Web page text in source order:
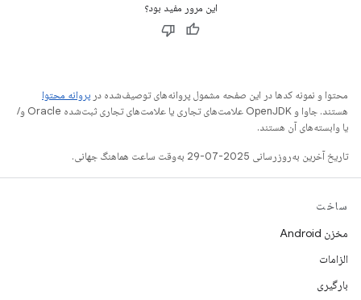
این مرور مفید بود؟
محتوا و نمونه کدها در این صفحه مشمول پروانه‌های توصیف‌شده در پروانه محتوا
هستند. جاوا و OpenJDK علامت‌های تجاری یا علامت‌های تجاری ثبت‌شده Oracle و/
یا وابسته‌های آن هستند.
تاریخ آخرین به‌روزرسانی 2025-07-29 به‌وقت ساعت هماهنگ جهانی.
ساخت
مخزن Android
الزامات
بارگیری